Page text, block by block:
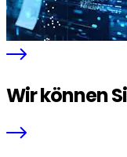
Wir können